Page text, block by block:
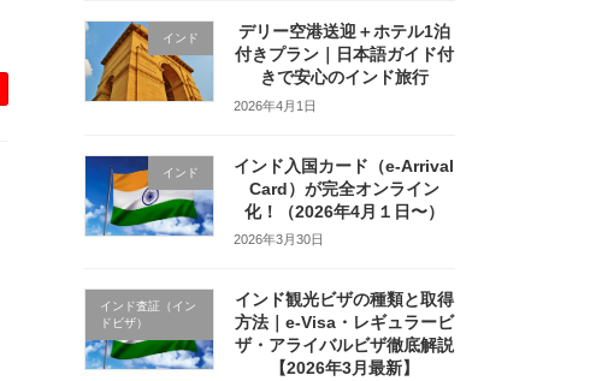
インド
デリー空港送迎＋ホテル1泊
付きプラン｜日本語ガイド付
きで安心のインド旅行
2026年4月1日
インド
インド入国カード（e-Arrival
Card）が完全オンライン
化！（2026年4月１日〜）
2026年3月30日
インド査証（イン
ドビザ）
インド観光ビザの種類と取得
方法｜e-Visa・レギュラービ
ザ・アライバルビザ徹底解説
【2026年3月最新】